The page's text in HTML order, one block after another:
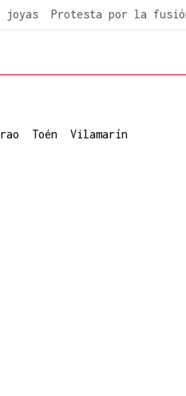
joyas Protesta por la
Toén Vilamarín